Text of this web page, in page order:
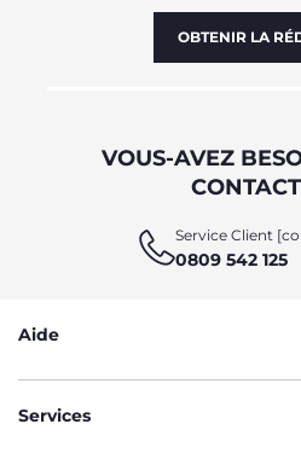
OBTENIR LA
VOUS-AVEZ
Service Client
0809 542 125
Aide
Services